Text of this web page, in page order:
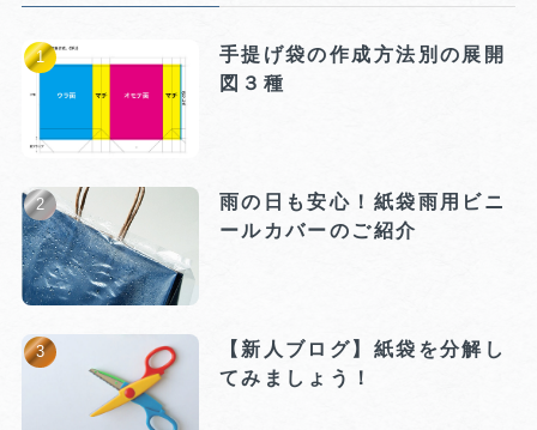
手提げ袋の作成方法別の展開
図３種
雨の日も安心！紙袋雨用ビニ
ールカバーのご紹介
【新人ブログ】紙袋を分解し
てみましょう！